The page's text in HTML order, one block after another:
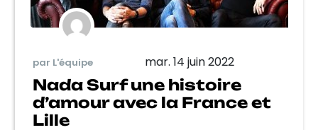
par L'équipe mar. 14 juin 2022
Nada Surf une histoire
d’amour avec la France et
Lille